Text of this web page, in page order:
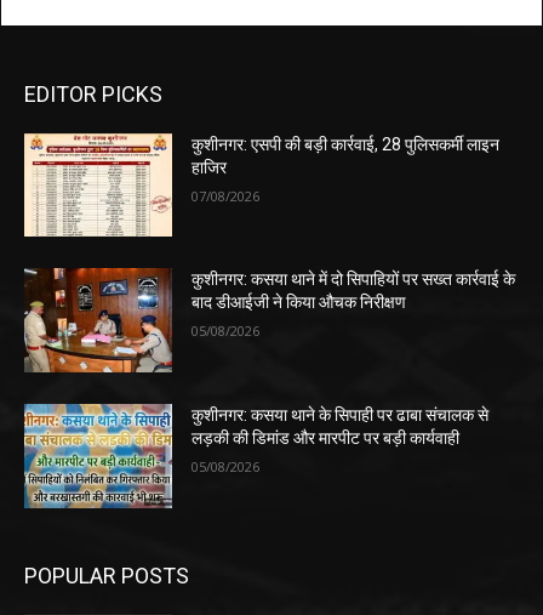
EDITOR PICKS
कुशीनगर: एसपी की बड़ी कार्रवाई, 28 पुलिसकर्मी लाइन
हाजिर
07/08/2026
कुशीनगर: कसया थाने में दो सिपाहियों पर सख्त कार्रवाई के
बाद डीआईजी ने किया औचक निरीक्षण
05/08/2026
कुशीनगर: कसया थाने के सिपाही पर ढाबा संचालक से
लड़की की डिमांड और मारपीट पर बड़ी कार्यवाही
05/08/2026
POPULAR POSTS